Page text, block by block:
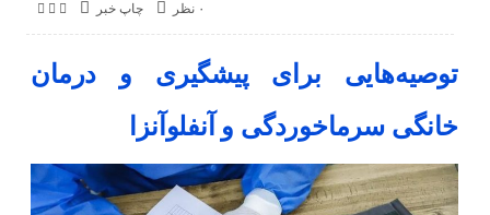
چاپ خبر ۰ نظر
توصیه‌هایی برای پیشگیری و درمان
خانگی سرماخوردگی و آنفلوآنزا